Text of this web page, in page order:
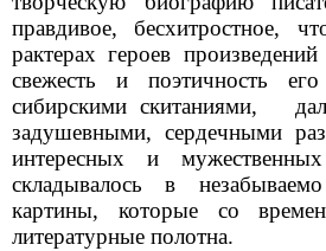
правдивое, бесхитростное,
рактерах героев
свежесть и поэтичность
сибирскими скитаниями,
задушевными, сердечными
интересных и
складывалось в
картины, которые со
литературные полотна.